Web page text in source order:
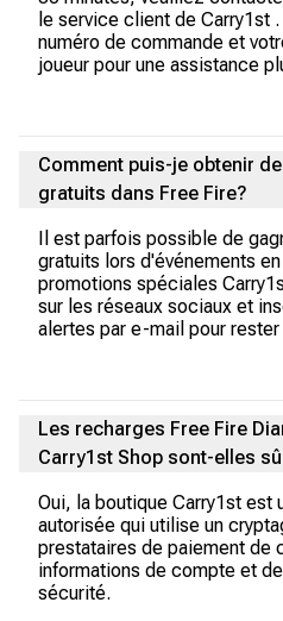
le service client de Carry1st
numéro de commande et
joueur pour une assistance
Comment puis-je obtenir
gratuits dans Free Fire?
Il est parfois possible de
gratuits lors d'événements
promotions spéciales
sur les réseaux sociaux et
alertes par e-mail pour
Les recharges Free Fire
Carry1st Shop sont-elles
Oui, la boutique Carry1st est
autorisée qui utilise un
prestataires de paiement de
informations de compte et
sécurité.